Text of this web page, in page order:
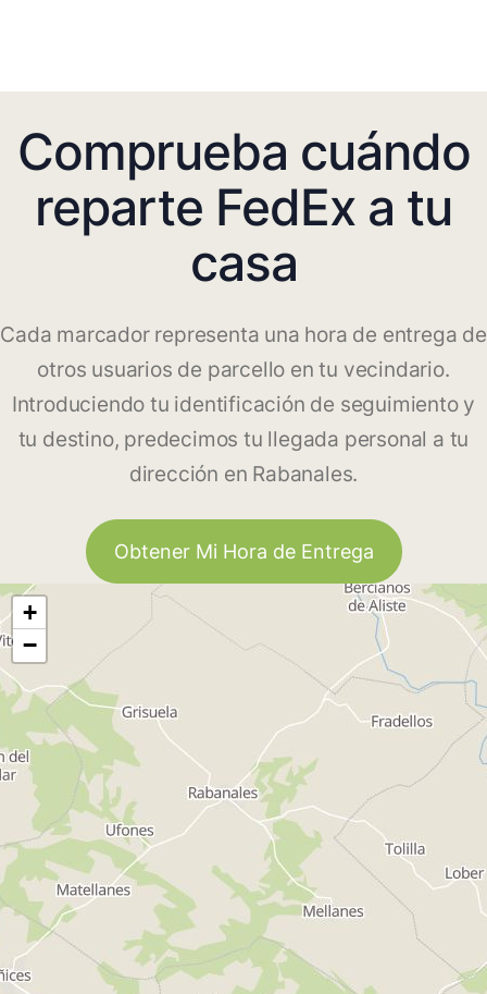
Comprueba cuándo
reparte FedEx a tu
casa
Cada marcador representa una hora de entrega de
otros usuarios de parcello en tu vecindario.
Introduciendo tu identificación de seguimiento y
tu destino, predecimos tu llegada personal a tu
dirección en Rabanales.
Obtener Mi Hora de Entrega
+
−